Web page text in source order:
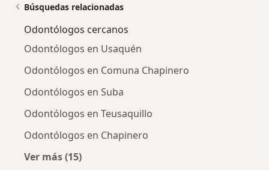
Búsquedas relacionadas
Odontólogos cercanos
Odontólogos en Usaquén
Odontólogos en Comuna Chapinero
Odontólogos en Suba
Odontólogos en Teusaquillo
Odontólogos en Chapinero
Ver más (15)